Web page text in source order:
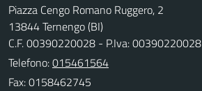
Piazza Cengo Romano Ruggero, 2
13844 Ternengo (BI)
C.F. 00390220028 - P.Iva: 00390220028
Telefono:015461564
Fax: 0158462745